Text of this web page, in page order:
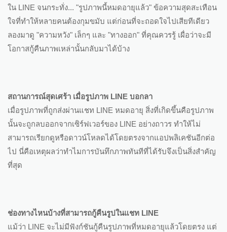
ใน LINE จนกระทั่ง... "รูปภาพนี้หมดอายุแล้ว" ข้อความสุดสะเทือน
ใจที่ทำให้หลายคนต้องกุมขมับ แต่ก่อนที่จะถอดใจไปเสียทีเดียว
ลองมาดู "ความหวัง" เล็กๆ และ "ทางออก" ที่คุณควรรู้ เผื่อว่าจะมี
โอกาสกู้คืนภาพเหล่านั้นกลับมาได้บ้าง
สถานการณ์สุดเศร้า เมื่อรูปภาพ LINE บอกลา
เมื่อรูปภาพที่ถูกส่งผ่านแชท LINE หมดอายุ สิ่งที่เกิดขึ้นคือรูปภาพ
นั้นจะถูกลบออกจากเซิร์ฟเวอร์ของ LINE อย่างถาวร ทำให้ไม่
สามารถเรียกดูหรือดาวน์โหลดได้โดยตรงจากแอปพลิเคชันอีกต่อ
ไป นี่คือเหตุผลว่าทำไมการบันทึกภาพทันทีที่ได้รับจึงเป็นสิ่งสำคัญ
ที่สุด
ช่องทางไหนบ้างที่สามารถกู้คืนรูปในแชท LINE
แม้ว่า LINE จะไม่มีฟังก์ชันกู้คืนรูปภาพที่หมดอายุแล้วโดยตรง แต่